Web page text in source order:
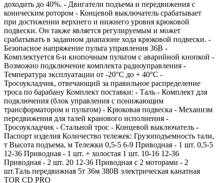
доходить до 40%. - Двигатели подъема и передвижения с
коническим ротором - Концевой выключатель срабатывает
при достижении верхнего и нижнего уровня крюковой
подвески. Он также является регулируемым и может
срабатывать в заданном диапазоне хода крюковой подвески. -
Безопасное напряжение пульта управления 36В -
Комплектуется 6-и кнопочным пультом с аварийной кнопкой -
Возможно подключение комплекта радиоуправления -
Температура эксплуатации от -20°C до + 40°C -
Тросоукладчик, отвечающий за правильное распределение
троса по барабану Комплект поставки: - Таль - Комплект для
подключения (блок управления с понижающим
трансформатором и пультом) - Крюковая подвеска - Механизм
передвижения для талей кранового исполнения -
Тросоукладчик - Стальной трос - Концевой выключатель -
Паспорт изделия Количество тележек: Грузоподъемность тали,
т Высота подъема, м Тележки 0,5-5 6-9 Приводная - 1 шт. 0,5-5
12-36 Приводная - 1 шт. + холостая 1 шт. 10-16 12-36
Приводная - 2 шт. 20 12-36 Приводная с 2 моторами - 2
шт.Таль передвижная 5т 36м 380В электрическая канатная
TOR CD PRO